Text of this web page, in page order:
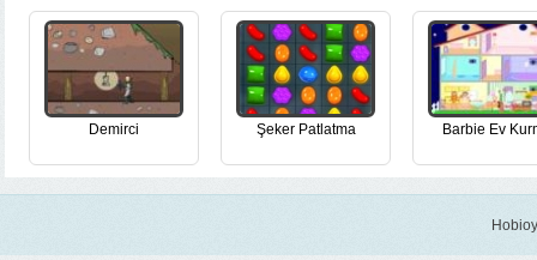
Demirci Şeker Patlatma Barbie Ev